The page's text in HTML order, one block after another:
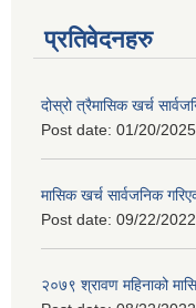
प्रतिवेदनहरु
दोस्रो त्रैमासिक खर्च
Post date: 01/20/
मासिक खर्च सार्वजनिक
Post date: 09/22/
२०७९ श्रावण महिनाको